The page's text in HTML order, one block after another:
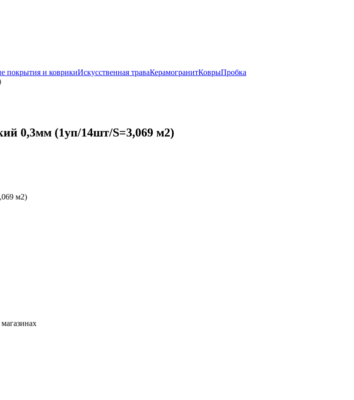
покрытия и коврикиИскусственная траваКерамогранитКоврыПробка
0,3мм (1уп/14шт/S=3,069 м2)
м2)